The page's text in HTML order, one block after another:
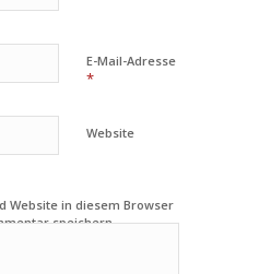
E-Mail-Adresse
*
Website
Website in diesem Browser
speichern.